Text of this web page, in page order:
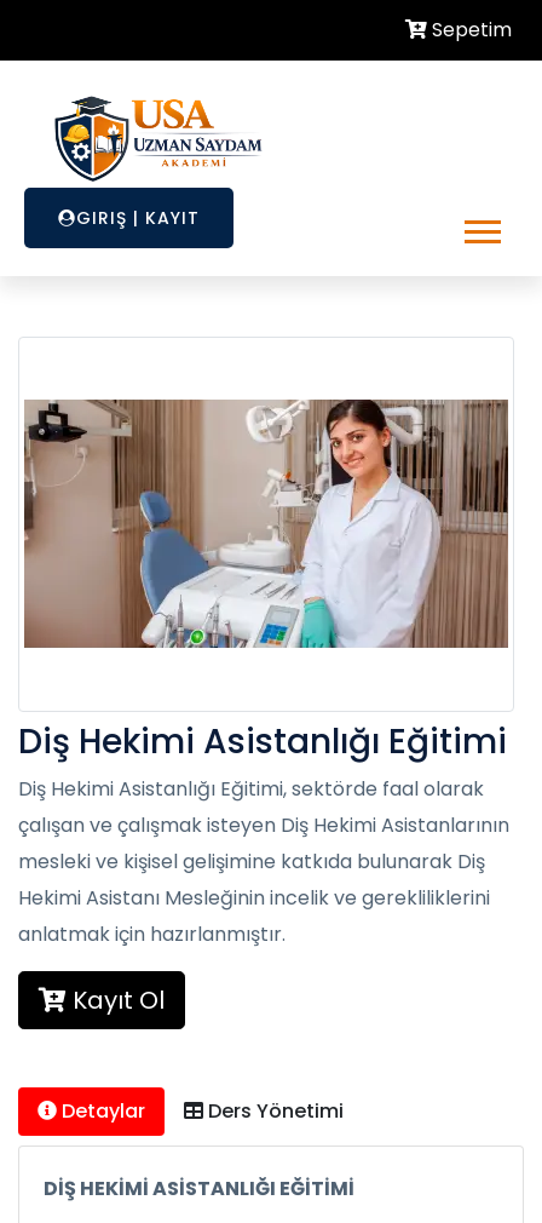
Sepetim
GIRIŞ | KAYIT
Diş Hekimi Asistanlığı Eğitimi
Diş Hekimi Asistanlığı Eğitimi, sektörde faal olarak
çalışan ve çalışmak isteyen Diş Hekimi Asistanlarının
mesleki ve kişisel gelişimine katkıda bulunarak Diş
Hekimi Asistanı Mesleğinin incelik ve gerekliliklerini
anlatmak için hazırlanmıştır.
Kayıt Ol
Detaylar Ders Yönetimi
DİŞ HEKİMİ ASİSTANLIĞI EĞİTİMİ